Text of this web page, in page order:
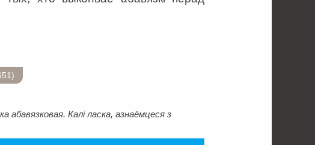
Калі ласка, азнаёмцеся з